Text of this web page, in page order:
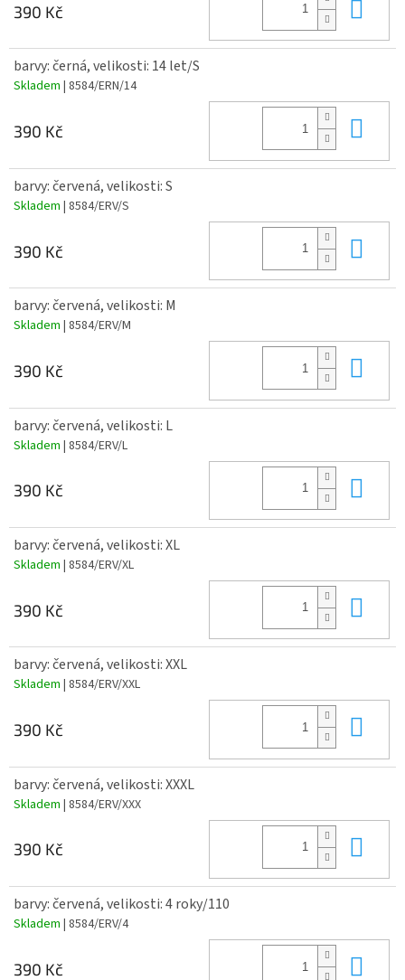
390 Kč
barvy: černá, velikosti: 14 let/S
Skladem | 8584/ERN/14
390 Kč
barvy: červená, velikosti: S
Skladem | 8584/ERV/S
390 Kč
barvy: červená, velikosti: M
Skladem | 8584/ERV/M
390 Kč
barvy: červená, velikosti: L
Skladem | 8584/ERV/L
390 Kč
barvy: červená, velikosti: XL
Skladem | 8584/ERV/XL
390 Kč
barvy: červená, velikosti: XXL
Skladem | 8584/ERV/XXL
390 Kč
barvy: červená, velikosti: XXXL
Skladem | 8584/ERV/XXX
390 Kč
barvy: červená, velikosti: 4 roky/110
Skladem | 8584/ERV/4
390 Kč